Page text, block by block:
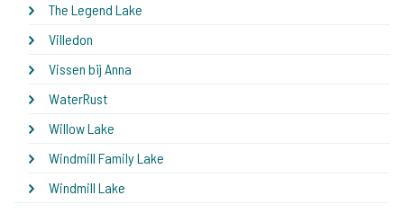
The Legend Lake
Villedon
Vissen bij Anna
WaterRust
Willow Lake
Windmill Family Lake
Windmill Lake